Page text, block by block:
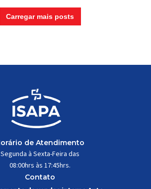
do volante,
estabilidade e
em diferentes
mecânicos, […]
Carregar mais posts
de Atendimento
Segunda à Sexta-Feira das
08:00hrs às 17:45hrs.
Contato